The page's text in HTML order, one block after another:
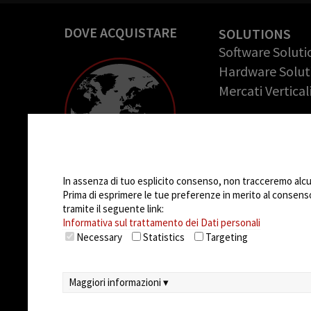
DOVE ACQUISTARE
SOLUTIONS
Software
Hardware
Mercati Verticali
COMPANY
Opportunità di
In assenza di tuo esplicito consenso, non tracceremo
Prima di esprimere le tue preferenze in merito al
tramite il seguente link:
Informativa sul trattamento dei Dati personali
Necessary
Statistics Targeting
Maggiori informazioni ▾